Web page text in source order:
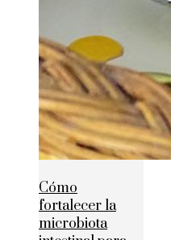
Cómo
fortalecer la
microbiota